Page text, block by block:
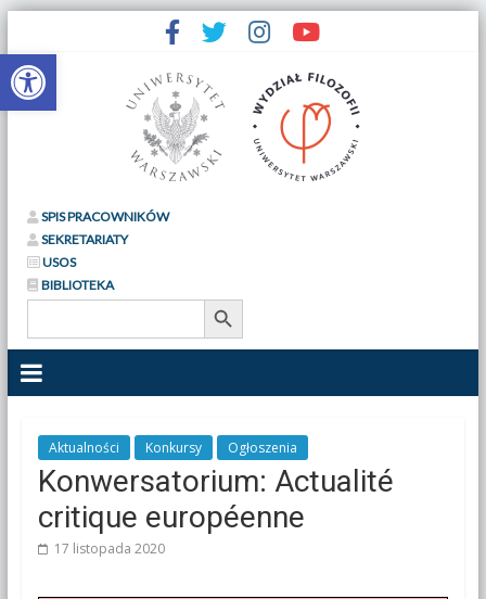
Otwórz pasek narzędzi
SPIS PRACOWNIKÓW
SEKRETARIATY
USOS
BIBLIOTEKA
Search
Search Button
Aktualności Konkursy Ogłoszenia
Konwersatorium: Actualité
critique européenne
17 listopada 2020